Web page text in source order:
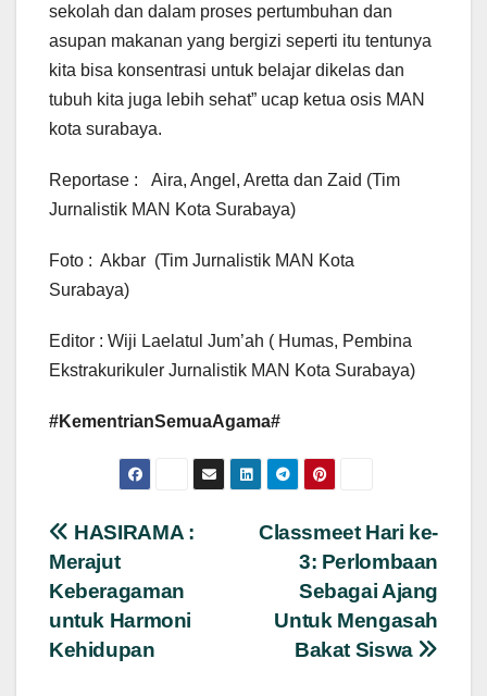
sekolah dan dalam proses pertumbuhan dan
asupan makanan yang bergizi seperti itu tentunya
kita bisa konsentrasi untuk belajar dikelas dan
tubuh kita juga lebih sehat” ucap ketua osis MAN
kota surabaya.
Reportase : Aira, Angel, Aretta dan Zaid (Tim
Jurnalistik MAN Kota Surabaya)
Foto : Akbar (Tim Jurnalistik MAN Kota
Surabaya)
Editor : Wiji Laelatul Jum’ah ( Humas, Pembina
Ekstrakurikuler Jurnalistik MAN Kota Surabaya)
#KementrianSemuaAgama#
Navigasi
pos
Classmeet Hari ke-
3: Perlombaan
Sebagai Ajang
Untuk Mengasah
Bakat Siswa
HASIRAMA :
Merajut
Keberagaman
untuk Harmoni
Kehidupan